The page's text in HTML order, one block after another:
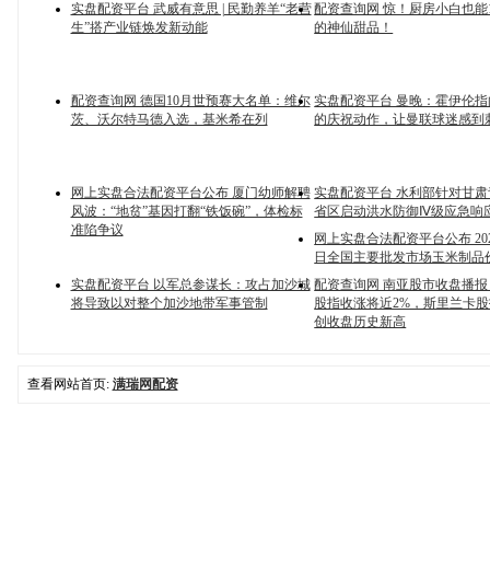
实盘配资平台 武威有意思 | 民勤养羊“老营
生”搭产业链焕发新动能
配资查询网 惊！厨房小白也
的神仙甜品！
配资查询网 德国10月世预赛大名单：维尔
茨、沃尔特马德入选，基米希在列
实盘配资平台 曼晚：霍伊伦
的庆祝动作，让曼联球迷感到
网上实盘合法配资平台公布 厦门幼师解聘
风波：“地贫”基因打翻“铁饭碗”，体检标
准陷争议
实盘配资平台 水利部针对甘
省区启动洪水防御Ⅳ级应急响
网上实盘合法配资平台公布
日全国主要批发市场玉米制品
实盘配资平台 以军总参谋长：攻占加沙城
将导致以对整个加沙地带军事管制
配资查询网 南亚股市收盘播
股指收涨将近2%，斯里兰卡
创收盘历史新高
查看网站首页: 满瑞网配资